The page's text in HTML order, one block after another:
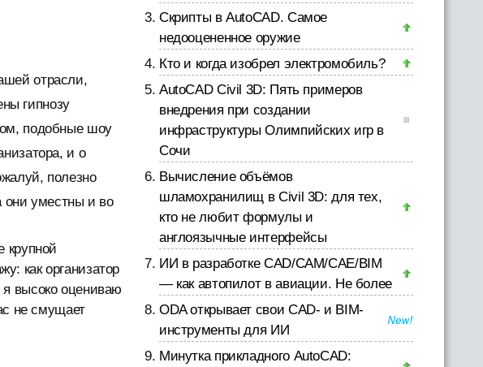
отрасли,
гипнозу
подобные шоу
и о
полезно
они уместны и во
крупной
как организатор
я высоко оцениваю
не смущает
Скрипты в AutoCAD. Самое
недооцененное оружие
Кто и когда изобрел электромобиль?
AutoCAD Civil 3D: Пять примеров
внедрения при создании
инфраструктуры Олимпийских игр в
Сочи
Вычисление объёмов
шламохранилищ в Civil 3D: для тех,
кто не любит формулы и
англоязычные интерфейсы
ИИ в разработке CAD/CAM/CAE/BIM
— как автопилот в авиации. Не более
ODA открывает свои CAD- и BIM-
инструменты для ИИ
Минутка прикладного AutoCAD: